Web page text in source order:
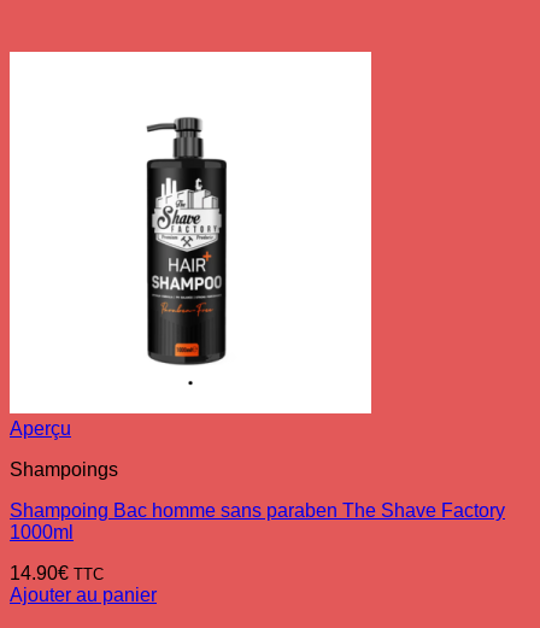
Aperçu
Shampoings
Shampoing Bac homme sans paraben The Shave Factory
1000ml
14.90€ TTC
Ajouter au panier